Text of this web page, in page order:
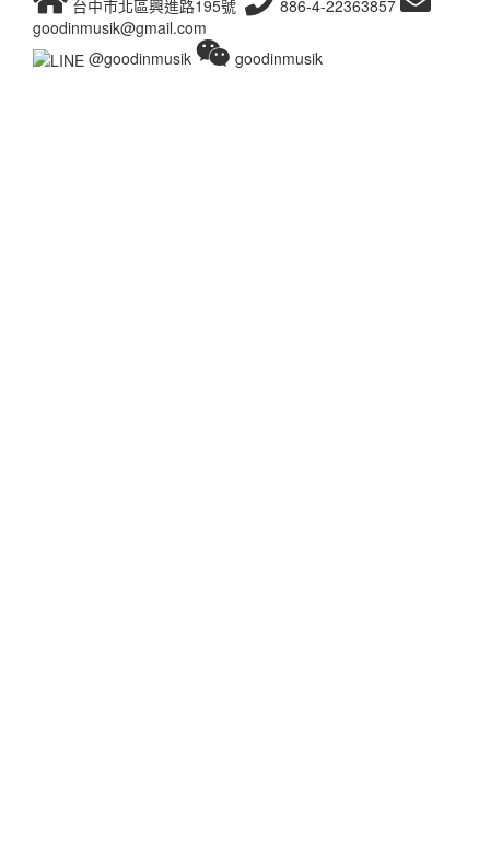
台中市北區興進路195號
886-4-22363857
goodinmusik@gmail.com
@goodinmusik
goodinmusik